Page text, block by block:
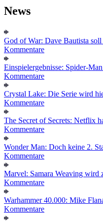
News
God of War: Dave Bautista
Kommentare
Einspielergebnisse: Spider-
Kommentare
Crystal Lake: Die Serie wird
Kommentare
The Secret of Secrets: Netflix
Kommentare
Wonder Man: Doch keine 2.
Kommentare
Marvel: Samara Weaving wird
Kommentare
Warhammer 40.000: Mike
Kommentare